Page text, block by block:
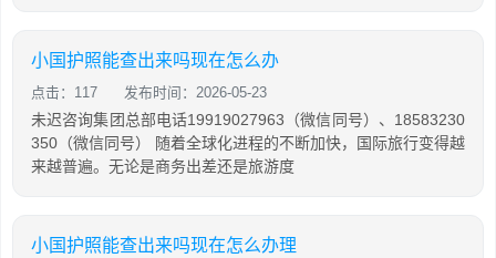
小国护照能查出来吗现在怎么办
点击：117 发布时间：2026-05-23
未迟咨询集团总部电话19919027963（微信同号）、18583230
350（微信同号） 随着全球化进程的不断加快，国际旅行变得越
来越普遍。无论是商务出差还是旅游度
小国护照能查出来吗现在怎么办理